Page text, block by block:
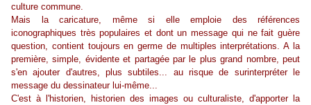
culture commune.
Mais la caricature, même si elle emploie des références
iconographiques très populaires et dont un message qui ne fait guère
question, contient toujours en germe de multiples interprétations. A la
première, simple, évidente et partagée par le plus grand nombre, peut
s'en ajouter d'autres, plus subtiles... au risque de surinterpréter le
message du dessinateur lui-même...
C'est à l'historien, historien des images ou culturaliste, d'apporter la